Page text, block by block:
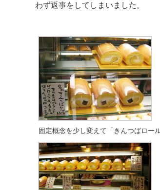
わず返事をしてしまいました。
固定概念を少し変えて「きんつばロー